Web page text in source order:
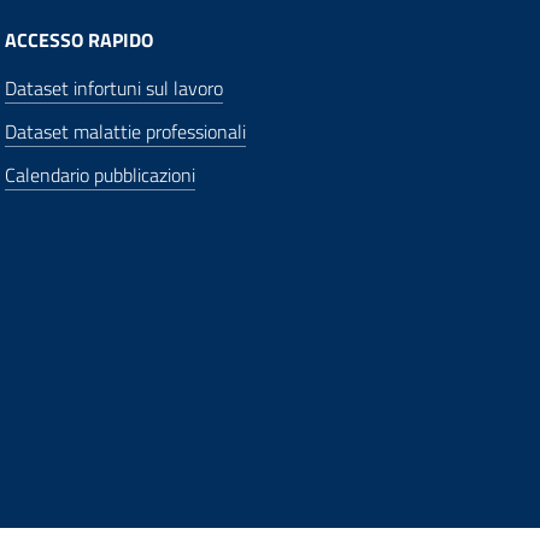
ACCESSO RAPIDO
Dataset infortuni sul lavoro
Dataset malattie professionali
Calendario pubblicazioni